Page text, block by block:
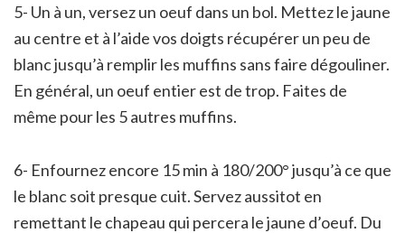
5- Un à un, versez un oeuf dans un bol. Mettez le jaune
au centre et à l’aide vos doigts récupérer un peu de
blanc jusqu’à remplir les muffins sans faire dégouliner.
En général, un oeuf entier est de trop. Faites de
même pour les 5 autres muffins.
6- Enfournez encore 15 min à 180/200° jusqu’à ce que
le blanc soit presque cuit. Servez aussitot en
remettant le chapeau qui percera le jaune d’oeuf. Du